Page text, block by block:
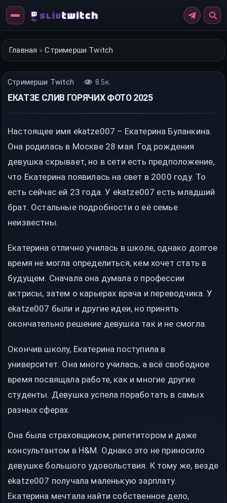
Перейти
контенту
Главная » Стримерши Twitch
Стримерши Twitch 8.5к.
ЕКАТЗЕ СЛИВ ГОРЯЧИХ ФОТО 2025
Настоящее имя ekatze007 – Екатерина Буланкина.
Она родилась в Москве 28 мая. Год рождения
девушка скрывает, но в сети есть предположение,
что Екатерина появилась на свет в 2000 году. То
есть сейчас ей 23 года. У ekatze007 есть младший
брат. Остальные подробности о её семье
неизвестны.
Екатерина отлично училась в школе, однако долгое
время не могла определиться, кем хочет стать в
будущем. Сначала она думала о профессии
актрисы, затем о карьерах врача и переводчика. У
ekatze007 были и другие идеи, но принять
окончательно решение девушка так и не смогла.
Окончив школу, Екатерина поступила в
университет. Она много училась, а всё свободное
время посвящала работе, как и многие другие
студенты. Девушка успела поработать в самых
разных сферах.
Она была страховщиком, репетитором и даже
консультантом в H&M. Однако это не приносило
девушке большого удовольствия. К тому же, везде
ekatze007 получала маленькую зарплату.
Екатерина мечтала найти собственное дело,